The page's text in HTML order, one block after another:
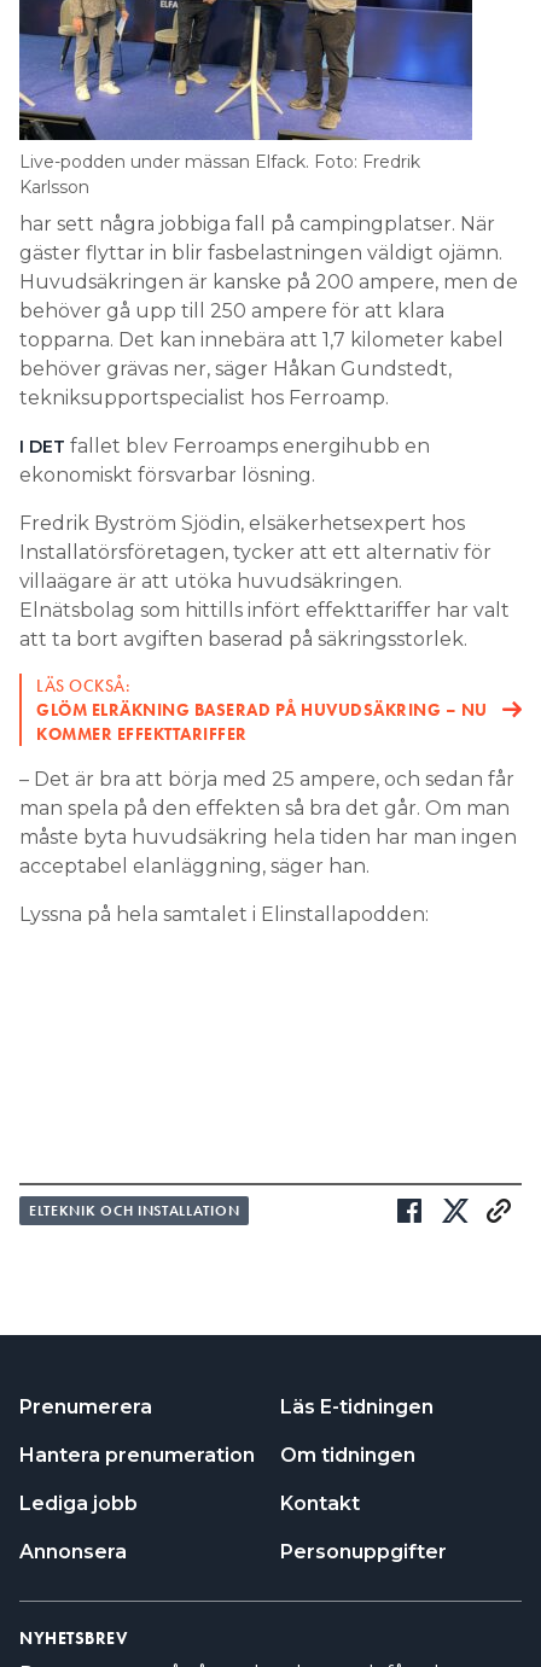
Live-podden under mässan Elfack. Foto: Fredrik
Karlsson
har sett några jobbiga fall på campingplatser. När
gäster flyttar in blir fasbelastningen väldigt ojämn.
Huvudsäkringen är kanske på 200 ampere, men de
behöver gå upp till 250 ampere för att klara
topparna. Det kan innebära att 1,7 kilometer kabel
behöver grävas ner, säger Håkan Gundstedt,
tekniksupportspecialist hos Ferroamp.
I DET fallet blev Ferroamps energihubb en
ekonomiskt försvarbar lösning.
Fredrik Byström Sjödin, elsäkerhetsexpert hos
Installatörsföretagen, tycker att ett alternativ för
villaägare är att utöka huvudsäkringen.
Elnätsbolag som hittills infört effekttariffer har valt
att ta bort avgiften baserad på säkringsstorlek.
LÄS OCKSÅ:
GLÖM ELRÄKNING BASERAD PÅ HUVUDSÄKRING – NU
KOMMER EFFEKTTARIFFER
– Det är bra att börja med 25 ampere, och sedan får
man spela på den effekten så bra det går. Om man
måste byta huvudsäkring hela tiden har man ingen
acceptabel elanläggning, säger han.
Lyssna på hela samtalet i Elinstallapodden:
ELTEKNIK OCH INSTALLATION
Prenumerera
Hantera prenumeration
Lediga jobb
Annonsera
Läs E-tidningen
Om tidningen
Kontakt
Personuppgifter
NYHETSBREV